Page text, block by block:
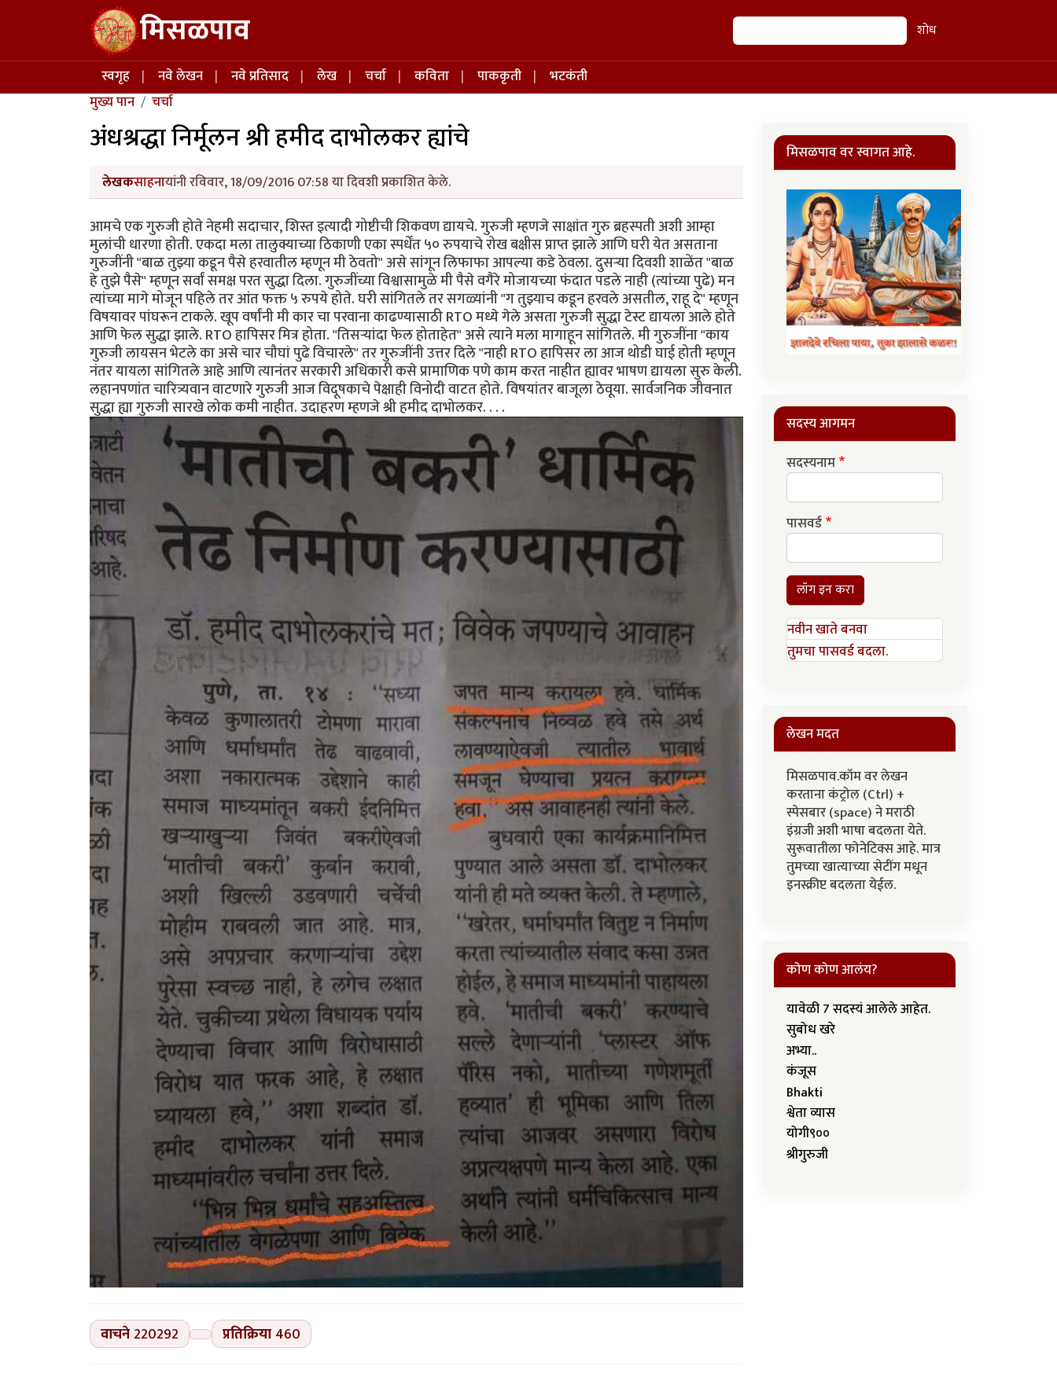
Skip to main content मिसळपाव शोध शोध
Main navigation
स्वगृह नवे लेखन नवे प्रतिसाद लेख चर्चा कविता पाककृती
भटकंती
मुख्य पान
चर्चा
अंधश्रद्धा निर्मूलन श्री हमीद दाभोलकर ह्यांचे
लेखकसाहनायांनी रविवार, 18/09/2016 07:58 या दिवशी प्रकाशित केले.
आमचे एक गुरुजी होते नेहमी सदाचार, शिस्त इत्यादी गोष्टीची शिकवण द्यायचे. गुरुजी म्हणजे साक्षांत गुरु ब्रहस्पती अशी आम्हा
मुलांची धारणा होती. एकदा मला तालुक्याच्या ठिकाणी एका स्पर्धेंत ५० रुपयाचे रोख बक्षीस प्राप्त झाले आणि घरी येत असताना
गुरुजींनी "बाळ तुझ्या कडून पैसे हरवातील म्हणून मी ठेवतो" असे सांगून लिफाफा आपल्या कडे ठेवला. दुसऱ्या दिवशी शाळेंत "बाळ
हे तुझे पैसे" म्हणून सर्वां समक्ष परत सुद्धा दिला. गुरुजींच्या विश्वासामुळे मी पैसे वगैरे मोजायच्या फंदात पडले नाही (त्यांच्या पुढे) मन
त्यांच्या मागे मोजून पहिले तर आंत फक्त ५ रुपये होते. घरी सांगितले तर सगळ्यांनी "ग तुझ्याच कडून हरवले असतील, राहू दे" म्हणून
विषयावर पांघरून टाकले. खूप वर्षांनी मी कार चा परवाना काढण्यासाठी RTO मध्ये गेले असता गुरुजी सुद्धा टेस्ट द्यायला आले होते
आणि फेल सुद्धा झाले. RTO हापिसर मित्र होता. "तिसऱ्यांदा फेल होताहेत" असे त्याने मला मागाहून सांगितले. मी गुरुजींना "काय
गुरुजी लायसन भेटले का असे चार चौघां पुढे विचारले" तर गुरुजींनी उत्तर दिले "नाही RTO हापिसर ला आज थोडी घाई होती म्हणून
नंतर यायला सांगितले आहे आणि त्यानंतर सरकारी अधिकारी कसे प्रामाणिक पणे काम करत नाहीत ह्यावर भाषण द्यायला सुरु केली.
लहानपणांत चारित्र्यवान वाटणारे गुरुजी आज विदूषकाचे पेक्षाही विनोदी वाटत होते. विषयांतर बाजूला ठेवूया. सार्वजनिक जीवनात
सुद्धा ह्या गुरुजी सारखे लोक कमी नाहीत. उदाहरण म्हणजे श्री हमीद दाभोलकर. . . .
वाचने 220292 प्रतिक्रिया 460
मिसळपाव वर स्वागत आहे.
सदस्य आगमन
सदस्यनाम
पासवर्ड
लॉग इन करा
नवीन खाते बनवा
तुमचा पासवर्ड बदला.
लेखन मदत
मिसळपाव.कॉम वर लेखन
करताना कंट्रोल (Ctrl) +
स्पेसबार (space) ने मराठी
इंग्रजी अशी भाषा बदलता येते.
सुरूवातीला फोनेटिक्स आहे. मात्र
तुमच्या खात्याच्या सेटींग मधून
इनस्क्रीप्ट बदलता येईल.
कोण कोण आलंय?
यावेळी 7 सदस्यं आलेले आहेत.
सुबोध खरे
अभ्या..
कंजूस
Bhakti
श्वेता व्यास
योगी९००
श्रीगुरुजी